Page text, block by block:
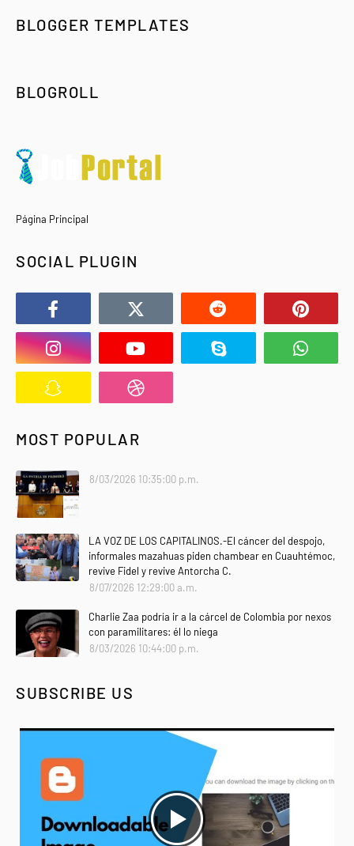
BLOGGER TEMPLATES
BLOGROLL
Página Principal
SOCIAL PLUGIN
MOST POPULAR
8/03/2026 10:35:00 p.m.
LA VOZ DE LOS CAPITALINOS.-El cáncer del despojo,
informales mazahuas piden chambear en Cuauhtémoc,
revive Fidel y revive Antorcha C.
8/07/2026 12:29:00 a.m.
Charlie Zaa podría ir a la cárcel de Colombia por nexos
con paramilitares: él lo niega
8/03/2026 10:44:00 p.m.
SUBSCRIBE US